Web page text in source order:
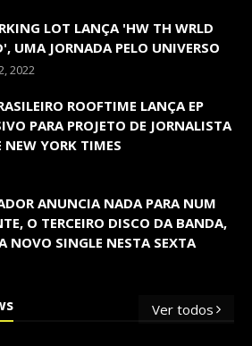
LOT LANÇA 'HW TH WRLD
UMA JORNADA PELO UNIVERSO
2022
ROOFTIME LANÇA EP
PARA PROJETO DE JORNALISTA
NEW YORK TIMES
ANUNCIA NADA PARA NUM
O TERCEIRO DISCO DA BANDA,
NOVO SINGLE NESTA SEXTA
Ver todos